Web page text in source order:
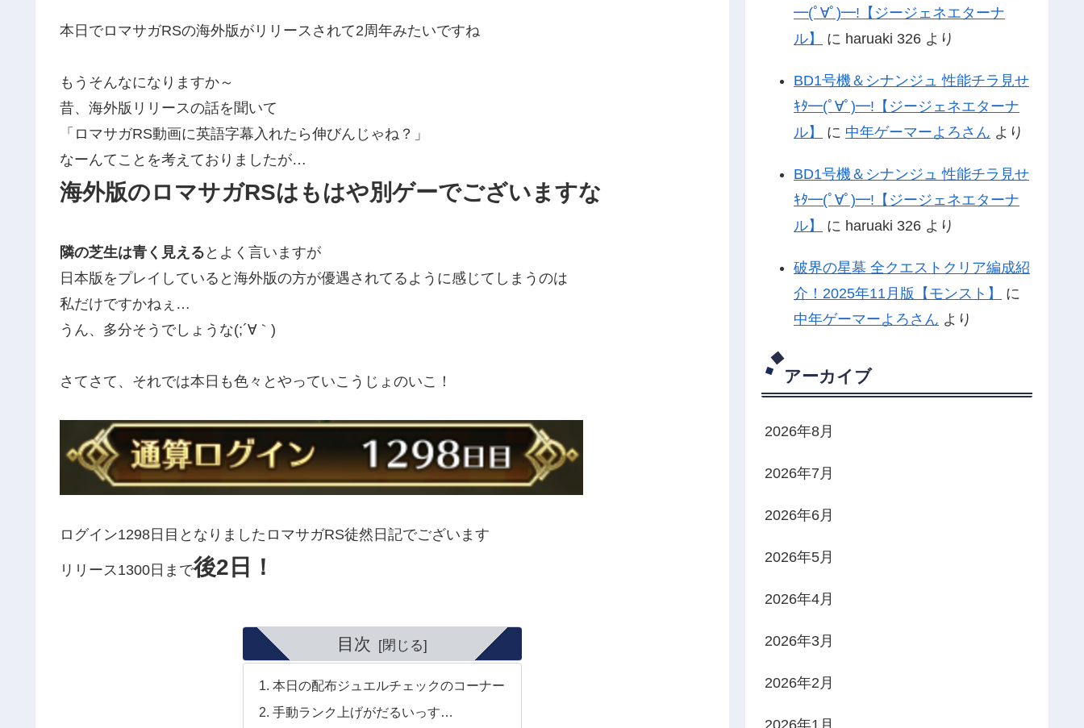
本日でロマサガRSの海外版がリリースされて2周年みたいですね
もうそんなになりますか～
昔、海外版リリースの話を聞いて
「ロマサガRS動画に英語字幕入れたら伸びんじゃね？」
なーんてことを考えておりましたが…
海外版のロマサガRSはもはや別ゲーでございますな
隣の芝生は青く見える とよく言いますが
日本版をプレイしていると海外版の方が優遇されてるように感じてしまうのは
私だけですかねぇ…
うん、多分そうでしょうな(;´∀｀)
さてさて、それでは本日も色々とやっていこうじょのいこ！
ログイン1298日目となりましたロマサガRS徒然日記でございます
リリース1300日まで後2日！
目次
本日の配布ジュエルチェックのコーナー
手動ランク上げがだるいっす…
━(ﾟ∀ﾟ)━!【ジージェネエターナ
ル】
に haruaki 326 より
BD1号機＆シナンジュ 性能チラ見せ
ｷﾀ━(ﾟ∀ﾟ)━!【ジージェネエターナ
ル】
に 中年ゲーマーよろさん より
BD1号機＆シナンジュ 性能チラ見せ
ｷﾀ━(ﾟ∀ﾟ)━!【ジージェネエターナ
ル】
に haruaki 326 より
破界の星墓 全クエストクリア編成紹
介！2025年11月版【モンスト】
に
中年ゲーマーよろさん より
アーカイブ
2026年8月
2026年7月
2026年6月
2026年5月
2026年4月
2026年3月
2026年2月
2026年1月